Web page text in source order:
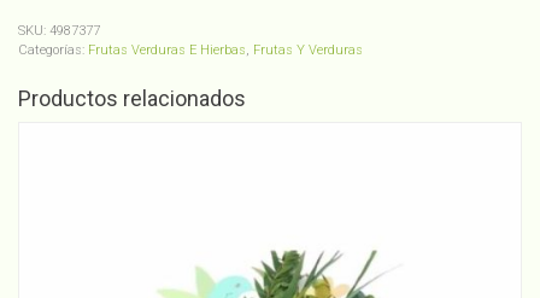
Unidad
cantidad
SKU: 4987377
Categorías: Frutas Verduras E Hierbas Frutas Y Verduras
Productos relacionados